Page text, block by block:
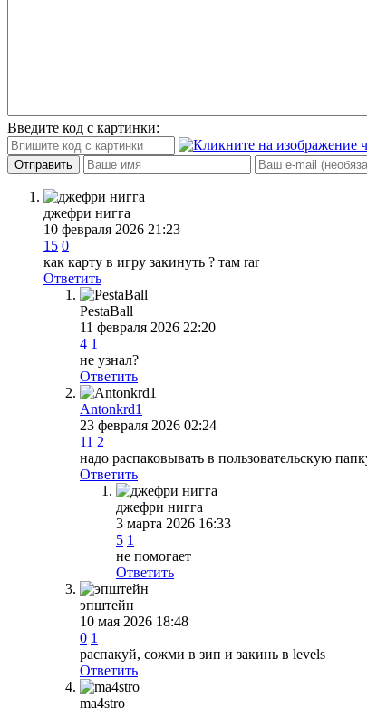
Введите код с картинки:
Отправить
джефри нигга
10 февраля 2026 21:23
15 0
как карту в игру закинуть ? там rar
Ответить
PestaBall
11 февраля 2026 22:20
4 1
не узнал?
Ответить
Antonkrd1
23 февраля 2026 02:24
11 2
надо распаковывать в пользовательскую
Ответить
джефри нигга
3 марта 2026 16:33
5 1
не помогает
Ответить
эпштейн
10 мая 2026 18:48
0 1
распакуй, сожми в зип и закинь в levels
Ответить
ma4stro